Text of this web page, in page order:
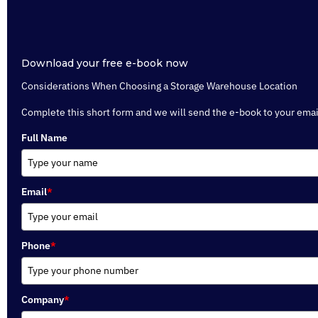
Download your free e-book now
Considerations When Choosing a Storage Warehouse Location
Complete this short form and we will send the e-book to your
Full Name
Email*
Phone*
Company*